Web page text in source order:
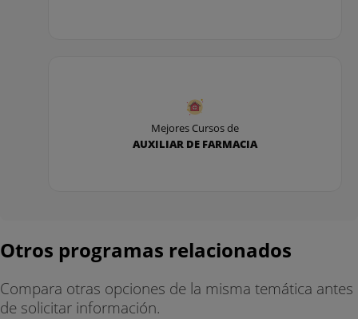
Mejores Cursos de
AUXILIAR DE FARMACIA
Otros programas relacionados
Compara otras opciones de la misma temática antes
de solicitar información.